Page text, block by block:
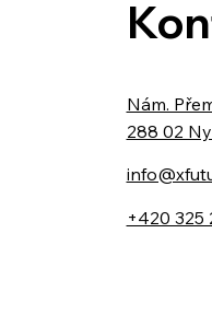
Nám.
288 02
+420 325